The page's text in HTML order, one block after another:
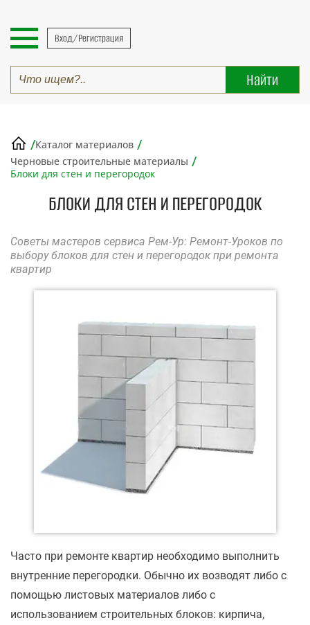
Вход/Регистрация
/Каталог материалов /
Черновые строительные материалы /
Блоки для стен и перегородок
БЛОКИ ДЛЯ СТЕН И ПЕРЕГОРОДОК
Советы мастеров сервиса Рем-Ур: Ремонт-Уроков по
выбору блоков для стен и перегородок при ремонта
квартир
Часто при ремонте квартир необходимо выполнить
внутренние перегородки. Обычно их возводят либо с
помощью листовых материалов либо с
использованием строительных блоков: кирпича,